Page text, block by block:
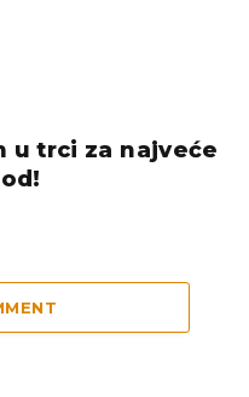
u trci za najveće